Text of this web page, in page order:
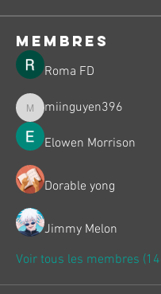
membres
Roma FD
miinguyen396
miinguyen396
Elowen Morrison
Dorable yong
Jimmy Melon
Voir tous les membres